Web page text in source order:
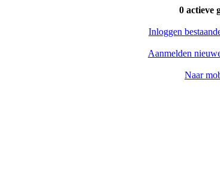
0 actieve
Inloggen
Aanmelden
Naar